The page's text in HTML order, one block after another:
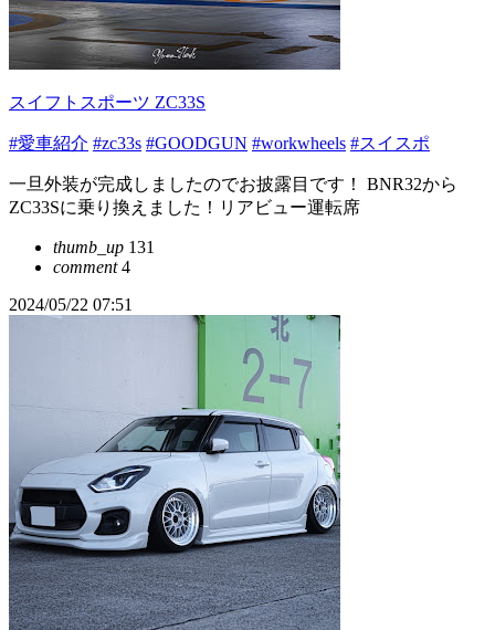
スイフトスポーツ ZC33S
#愛車紹介 #zc33s #GOODGUN #workwheels #スイスポ
一旦外装が完成しましたのでお披露目です！ BNR32から
ZC33Sに乗り換えました！リアビュー運転席
thumb_up 131
comment4
2024/05/22 07:51